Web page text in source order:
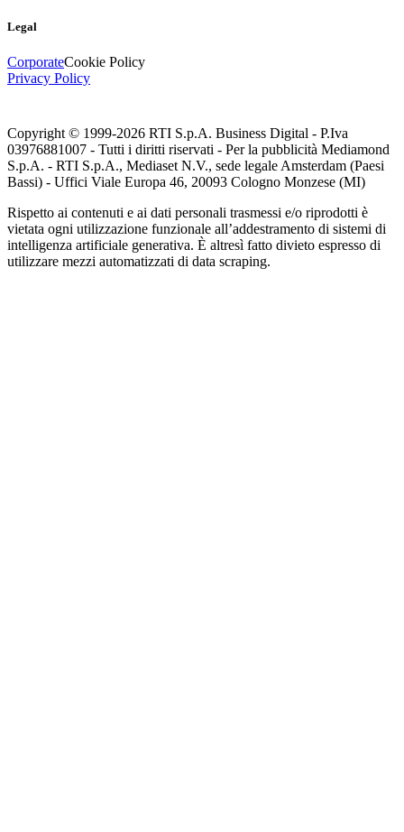
Legal
CorporateCookie Policy
Privacy Policy
Copyright © 1999-2026 RTI S.p.A. Business Digital - P.Iva
03976881007 - Tutti i diritti riservati - Per la pubblicità Mediamond
S.p.A. - RTI S.p.A., Mediaset N.V., sede legale Amsterdam (Paesi
Bassi) - Uffici Viale Europa 46, 20093 Cologno Monzese (MI)
Rispetto ai contenuti e ai dati personali trasmessi e/o riprodotti è
vietata ogni utilizzazione funzionale all’addestramento di sistemi di
intelligenza artificiale generativa. È altresì fatto divieto espresso di
utilizzare mezzi automatizzati di data scraping.